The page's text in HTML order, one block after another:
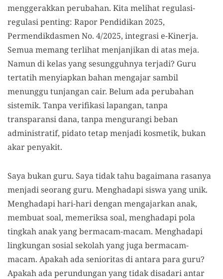
menggerakkan perubahan. Kita melihat regulasi-
regulasi penting: Rapor Pendidikan 2025,
Permendikdasmen No. 4/2025, integrasi e-Kinerja.
Semua memang terlihat menjanjikan di atas meja.
Namun di kelas yang sesungguhnya terjadi? Guru
tertatih menyiapkan bahan mengajar sambil
menunggu tunjangan cair. Belum ada perubahan
sistemik. Tanpa verifikasi lapangan, tanpa
transparansi dana, tanpa mengurangi beban
administratif, pidato tetap menjadi kosmetik, bukan
akar penyakit.
Saya bukan guru. Saya tidak tahu bagaimana rasanya
menjadi seorang guru. Menghadapi siswa yang unik.
Menghadapi hari-hari dengan mengajarkan anak,
membuat soal, memeriksa soal, menghadapi pola
tingkah anak yang bermacam-macam. Menghadapi
lingkungan sosial sekolah yang juga bermacam-
macam. Apakah ada senioritas di antara para guru?
Apakah ada perundungan yang tidak disadari antar